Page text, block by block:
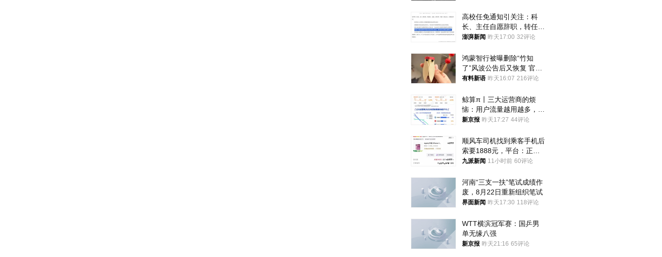
高校任免通知引关注：科
长、主任自愿辞职，转任思
政辅导员
澎湃新闻 昨天17:00 32评论
鸿蒙智行被曝删除“竹知
了”风波公告后又恢复 官媒
曾力挺：劝华为要大度的，
有料新语 昨天16:07 216评论
鲸算π丨三大运营商的烦
恼：用户流量越用越多，收
入却越来越少
新京报 昨天17:27 44评论
顺风车司机找到乘客手机后
索要1888元，平台：正和
司机沟通协商
九派新闻 11小时前 60评论
河南“三支一扶”笔试成绩作
废，8月22日重新组织笔试
界面新闻 昨天17:30 118评论
WTT横滨冠军赛：国乒男
单无缘八强
新京报 昨天21:16 65评论